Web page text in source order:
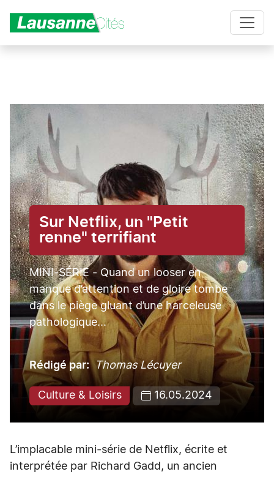
Sur Netflix, un "Petit
renne" terrifiant
MINI-SÉRIE - Quand un looser en
manque d’attention et de gloire tombe
dans le piège gluant d’une harceleuse
pathologique...
Rédigé par Thomas Lécuyer
Culture & Loisirs 16.05.2024
L’implacable mini-série de Netflix, écrite et
interprétée par Richard Gadd, un ancien